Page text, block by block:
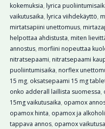
kokemuksia, lyrica
vaikutusaika, lyrica viihdekäyttö,
mirtatsapiini unettomuus,
helpottaa ahdistusta, miten
annostus, morfiini nopeuttaa
nitratsepaami, nitratsepaami
puoliintumisaika, norflex
15 mg, oksatsepaami 15 mg
onko adderall laillista suomessa,
15mg vaikutusaika, opamox
opamox hinta, opamox ja alkoholi
tappava annos, opamox